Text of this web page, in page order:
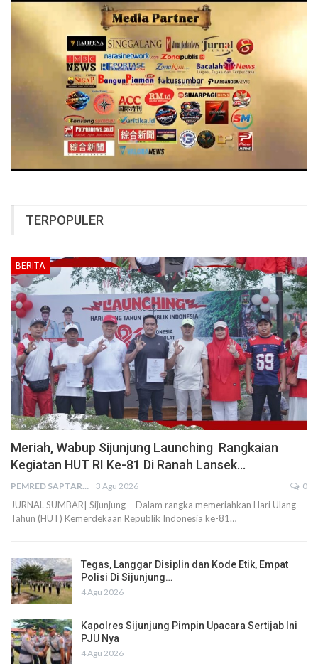
TERPOPULER
BERITA
Meriah, Wabup Sijunjung Launching Rangkaian
Kegiatan HUT RI Ke-81 Di Ranah Lansek…
PEMRED SAPTARIUS 3 Agu 2026 0
JURNAL SUMBAR| Sijunjung - Dalam rangka memeriahkan Hari Ulang
Tahun (HUT) Kemerdekaan Republik Indonesia ke-81…
Tegas, Langgar Disiplin dan Kode Etik, Empat
Polisi Di Sijunjung…
4 Agu 2026
Kapolres Sijunjung Pimpin Upacara Sertijab Ini
PJU Nya
4 Agu 2026